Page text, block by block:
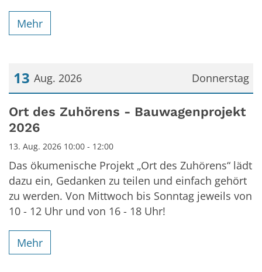
Mehr
Donnerstag
13 Aug. 2026
Datum: 13. August 2026
Ort des Zuhörens - Bauwagenprojekt
2026
13. Aug. 2026 10:00 - 12:00
Das ökumenische Projekt „Ort des Zuhörens“ lädt
dazu ein, Gedanken zu teilen und einfach gehört
zu werden. Von Mittwoch bis Sonntag jeweils von
10 - 12 Uhr und von 16 - 18 Uhr!
Mehr